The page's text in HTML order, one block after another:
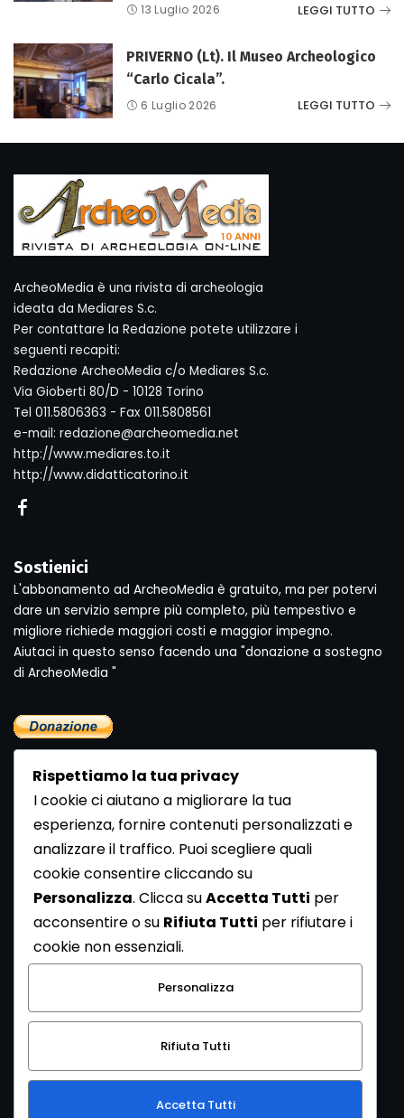
13 Luglio 2026 LEGGI TUTTO
PRIVERNO (Lt). Il Museo Archeologico
“Carlo Cicala”.
6 Luglio 2026 LEGGI TUTTO
ArcheoMedia è una rivista di archeologia
ideata da Mediares S.c.
Per contattare la Redazione potete utilizzare i
seguenti recapiti:
Redazione ArcheoMedia c/o Mediares S.c.
Via Gioberti 80/D - 10128 Torino
Tel 011.5806363 - Fax 011.5808561
e-mail: redazione@archeomedia.net
http://www.mediares.to.it
http://www.didatticatorino.it
Sostienici
L'abbonamento ad ArcheoMedia è gratuito, ma per potervi
dare un servizio sempre più completo, più tempestivo e
migliore richiede maggiori costi e maggior impegno.
Aiutaci in questo senso facendo una "donazione a sostegno
di ArcheoMedia "
Newsletter
Se vuoi ricevere la Rivista gratuita di archeologia realizzata
dalla Redazione di ArcheoMedia iscriviti alla nostra
Newsletter [Clicca Qui]
Con l'invio del messaggio l'utente dichiara di aver letto
l’informativa sulla privacy e di acconsentire al trattamento
dei propri dati personali.
Rispettiamo la tua privacy
I cookie ci aiutano a migliorare la tua
esperienza, fornire contenuti personalizzati e
analizzare il traffico. Puoi scegliere quali
cookie consentire cliccando su
Personalizza. Clicca suAccetta Tutti per
acconsentire o su Rifiuta Tutti per rifiutare i
cookie non essenziali.
Personalizza
Rifiuta Tutti
Accetta Tutti